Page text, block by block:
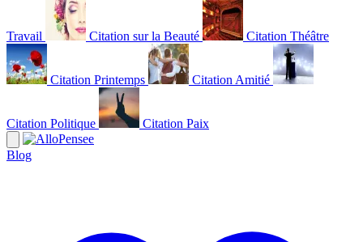
Travail Citation sur la Beauté Citation Théâtre
Citation Printemps Citation Amitié
Citation Politique Citation Paix
Blog